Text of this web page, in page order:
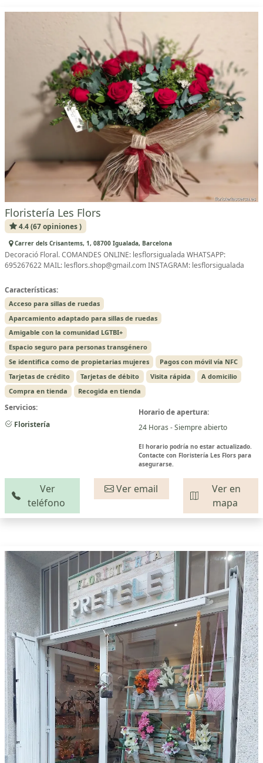
Floristería Les Flors
4.4 (67 opiniones )
Carrer dels Crisantems, 1, 08700 Igualada, Barcelona
Decoració Floral. COMANDES ONLINE: lesflorsigualada WHATSAPP:
695267622 MAIL: lesflors.shop@gmail.com INSTAGRAM: lesflorsigualada
Características:
Acceso para sillas de ruedas
Aparcamiento adaptado para sillas de ruedas
Amigable con la comunidad LGTBI+
Espacio seguro para personas transgénero
Se identifica como de propietarias mujeres
Pagos con móvil vía NFC
Tarjetas de crédito
Tarjetas de débito Visita rápida
A domicilio
Compra en tienda
Recogida en tienda
Servicios:
Floristería
Horario de apertura:
24 Horas - Siempre abierto
El horario podría no estar actualizado.
Contacte con Floristería Les Flors para
asegurarse.
Ver
teléfono
Ver email
Ver en
mapa